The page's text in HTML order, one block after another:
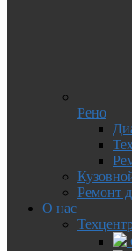
Рено
Ремонт
О нас